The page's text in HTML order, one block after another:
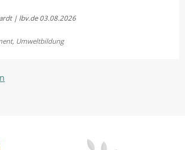
Erfahrungen
| lbv.de 03.08.2026
, Umweltbildung